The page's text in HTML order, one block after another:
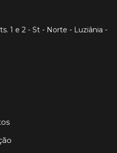
1 e 2 - St - Norte - Luziânia -